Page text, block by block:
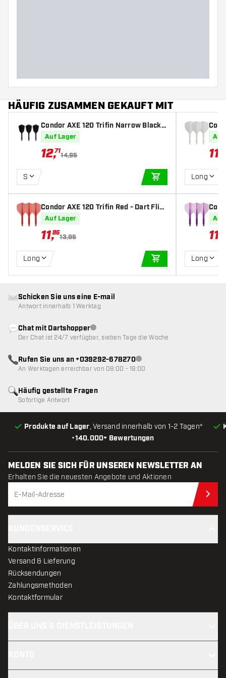
HÄUFIG ZUSAMMEN GEKAUFT MIT
Condor AXE 120 Trifin Narrow Black -
Dart Flights
Auf Lager
12,71
14,95
S
IN DEN
Condor AXE 120 Trifin Red - Dart Flig
hts
Auf Lager
11,86
13,95
Long
IN DEN
ghts
Auf
11
Long
ights
Auf
11
Long
•140.000+ Bewertungen
Produkte auf Lager, Versand innerhalb von 1-2 Tagen*
Häufig gestellte Fragen
Sofortige Antwort
Schicken Sie uns eine E-mail
Antwort innerhalb 1 Werktag
Chat mit DartshopperKundenservice nicht verfügbar
Der Chat ist 24/7 verfügbar, sieben Tage die Woche
Rufen Sie uns an +039292-678270Kundenservice nicht
An Werktagen erreichbar von 08:00 - 19:00
MELDEN SIE SICH FÜR UNSEREN NEWSLETTER AN
Erhalten Sie die neuesten Angebote und Aktionen
Kontaktinformationen
Versand & Lieferung
Rücksendungen
Zahlungsmethoden
Kontaktformular